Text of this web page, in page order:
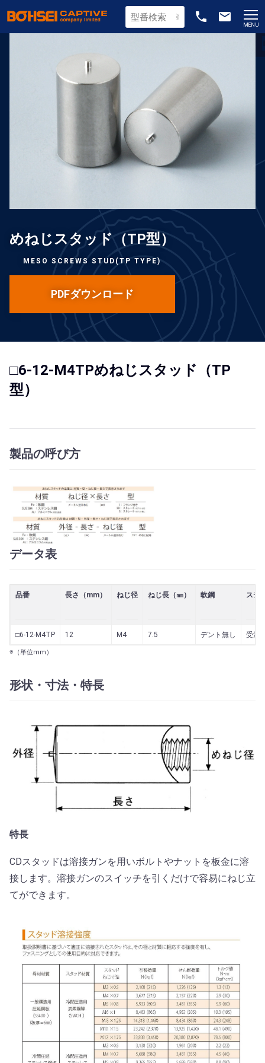
phone email
MENU
めねじスタッド（TP型）
MESO SCREWS STUD(TP TYPE)
PDFダウンロード
□6-12-M4TPめねじスタッド（TP
型）
製品の呼び方
データ表
品番 長さ（mm） ねじ径 ねじ長（㎜） 軟鋼 ステ
□6-12-M4TP 12 M4 7.5 デント無し 受注
※（単位mm）
形状・寸法・特長
特長
CDスタッドは溶接ガンを用いボルトやナットを板金に溶
接します。溶接ガンのスイッチを引くだけで容易にねじ立
てができます。